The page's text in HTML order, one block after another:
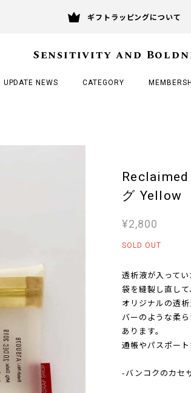
ギフトラッピングについて
Sensitivity and
UPDATE NEWS CATEGORY
グ Yellow
¥2,800
SOLD OUT
透析液が入って
袋を縫製し直し
オリジナルの透
バーのような柔
あります。
通帳やパスポート
-バンコクのカセ